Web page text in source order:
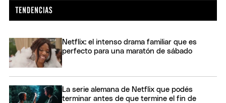
Netflix: el intenso drama familiar que es
perfecto para una maratón de sábado
La serie alemana de Netflix que podés
terminar antes de que termine el fin de